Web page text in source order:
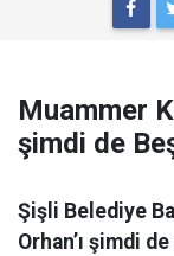
Muammer
şimdi de
Şişli Belediye
Orhan’ı şimdi